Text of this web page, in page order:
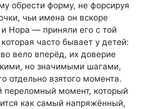
обрести форму, не форсируя
чьи имена он вскоре
Нора — приняли его с той
часто бывает у детей:
вело вперёд, их доверие
но значимыми шагами,
отдельно взятого момента.
переломный момент, который
как самый напряжённый,